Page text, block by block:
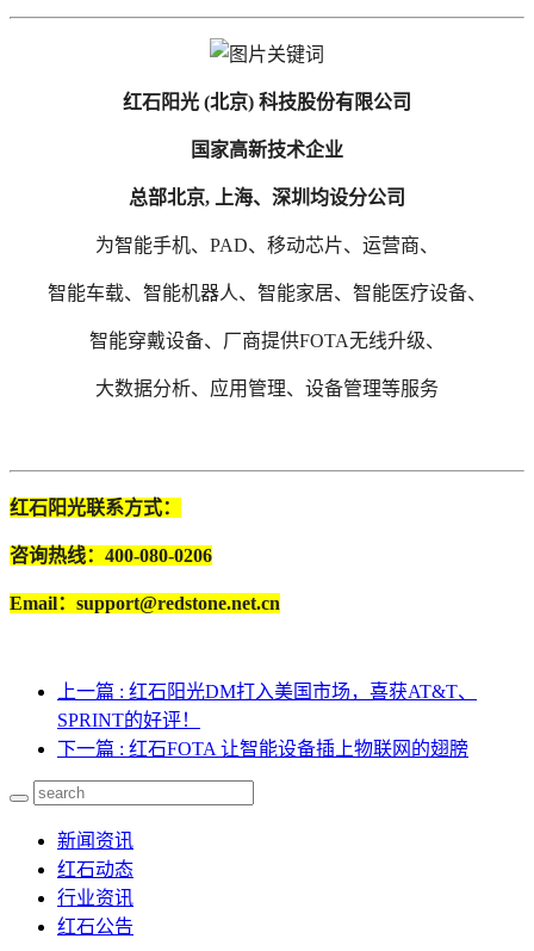
红石阳光 (北京) 科技股份有限公司
国家高新技术企业
总部北京, 上海、深圳均设分公司
为智能手机、 PAD、移动芯片、运营商、
智能车载、智能机器人、智能家居、智能医疗设备、
智能穿戴设备、厂商提供FOTA无线升级、
大数据分析、应用管理、设备管理等服务
红石阳光联系方式：
咨询热线： 400-080-0206
Email：support@redstone.net.cn
上一篇 : 红石阳光DM打入美国市场，喜获AT&T、
SPRINT的好评！
下一篇 : 红石FOTA 让智能设备插上物联网的翅膀
新闻资讯
红石动态
行业资讯
红石公告